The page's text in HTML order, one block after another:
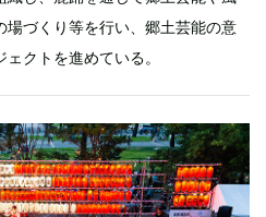
場づくり等を行い、郷土芸能の意
クトを進めている。